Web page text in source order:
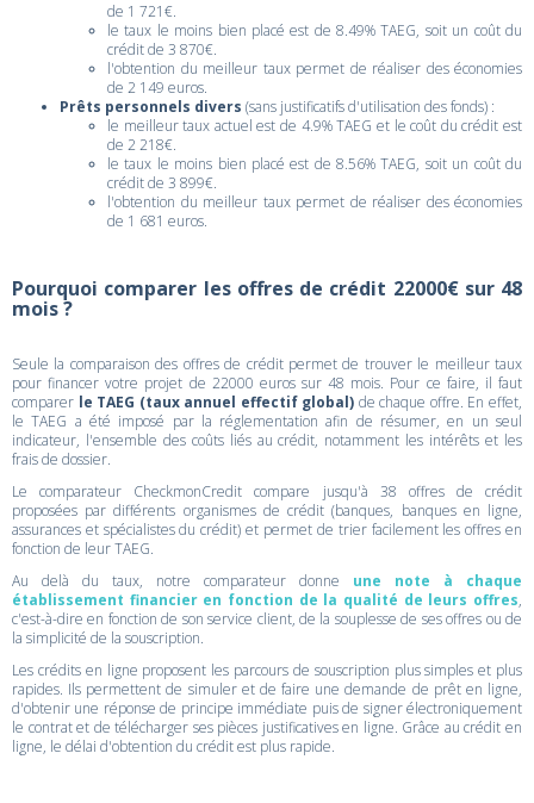
de 1 721€.
le taux le moins bien placé est de 8.49% TAEG, soit un coût du
crédit de 3 870€.
l'obtention du meilleur taux permet de réaliser des économies
de 2 149 euros.
Prêts personnels divers (sans justificatifs d'utilisation des fonds) :
le meilleur taux actuel est de 4.9% TAEG et le coût du crédit est
de 2 218€.
le taux le moins bien placé est de 8.56% TAEG, soit un coût du
crédit de 3 899€.
l'obtention du meilleur taux permet de réaliser des économies
de 1 681 euros.
Pourquoi comparer les offres de crédit 22000€ sur 48
mois ?
Seule la comparaison des offres de crédit permet de trouver le meilleur taux
pour financer votre projet de 22000 euros sur 48 mois. Pour ce faire, il faut
comparer le TAEG (taux annuel effectif global) de chaque offre. En effet,
le TAEG a été imposé par la réglementation afin de résumer, en un seul
indicateur, l'ensemble des coûts liés au crédit, notamment les intérêts et les
frais de dossier.
Le comparateur CheckmonCredit compare jusqu'à 38 offres de crédit
proposées par différents organismes de crédit (banques, banques en ligne,
assurances et spécialistes du crédit) et permet de trier facilement les offres en
fonction de leur TAEG.
Au delà du taux, notre comparateur donne une note à chaque
établissement financier en fonction de la qualité de leurs offres,
c'est-à-dire en fonction de son service client, de la souplesse de ses offres ou de
la simplicité de la souscription.
Les crédits en ligne proposent les parcours de souscription plus simples et plus
rapides. Ils permettent de simuler et de faire une demande de prêt en ligne,
d'obtenir une réponse de principe immédiate puis de signer électroniquement
le contrat et de télécharger ses pièces justificatives en ligne. Grâce au crédit en
ligne, le délai d'obtention du crédit est plus rapide.